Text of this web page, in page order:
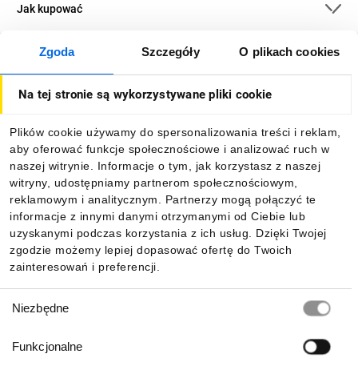
Zgoda Szczegóły O plikach cookies
Na tej stronie są wykorzystywane pliki cookie
Plików cookie używamy do spersonalizowania treści i reklam,
aby oferować funkcje społecznościowe i analizować ruch w
naszej witrynie. Informacje o tym, jak korzystasz z naszej
witryny, udostępniamy partnerom społecznościowym,
reklamowym i analitycznym. Partnerzy mogą połączyć te
informacje z innymi danymi otrzymanymi od Ciebie lub
uzyskanymi podczas korzystania z ich usług. Dzięki Twojej
zgodzie możemy lepiej dopasować ofertę do Twoich
zainteresowań i preferencji.
zgody
Niezbędne
Funkcjonalne
Jak kupować
O firmie
Informacje
Pobierz naszą aplikację mobilną: